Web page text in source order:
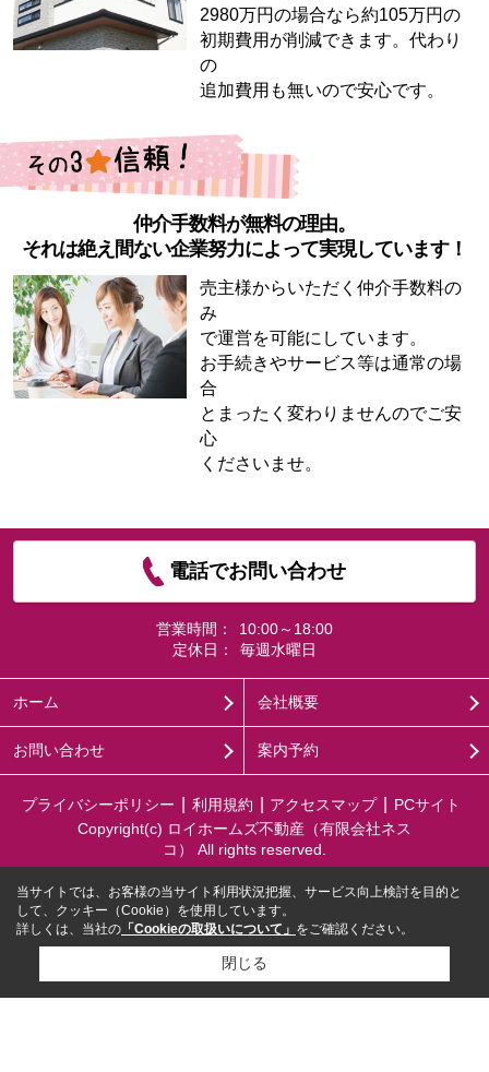
2980万円の場合なら約105万円の
初期費用が削減できます。代わり
の
追加費用も無いので安心です。
仲介手数料が無料の理由。
それは絶え間ない企業努力によって実現しています！
売主様からいただく仲介手数料の
み
で運営を可能にしています。
お手続きやサービス等は通常の場
合
とまったく変わりませんのでご安
心
くださいませ。
電話でお問い合わせ
営業時間：
10:00～18:00
定休日：
毎週水曜日
ホーム 会社概要
お問い合わせ 案内予約
プライバシーポリシー 利用規約 アクセスマップ
PCサイト
Copyright(c) ロイホームズ不動産（有限会社ネス
コ） All rights reserved.
当サイトでは、お客様の当サイト利用状況把握、サービス向上検討を目的と
して、クッキー（Cookie）を使用しています。
詳しくは、当社の 「Cookieの取扱いについて」 をご確認ください。
閉じる